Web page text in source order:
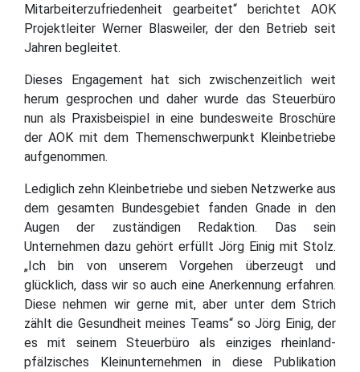
Mitarbeiterzufriedenheit gearbeitet“ berichtet AOK
Projektleiter Werner Blasweiler, der den Betrieb seit
Jahren begleitet.
Dieses Engagement hat sich zwischenzeitlich weit
herum gesprochen und daher wurde das Steuerbüro
nun als Praxisbeispiel in eine bundesweite Broschüre
der AOK mit dem Themenschwerpunkt Kleinbetriebe
aufgenommen.
Lediglich zehn Kleinbetriebe und sieben Netzwerke aus
dem gesamten Bundesgebiet fanden Gnade in den
Augen der zuständigen Redaktion. Das sein
Unternehmen dazu gehört erfüllt Jörg Einig mit Stolz.
„Ich bin von unserem Vorgehen überzeugt und
glücklich, dass wir so auch eine Anerkennung erfahren.
Diese nehmen wir gerne mit, aber unter dem Strich
zählt die Gesundheit meines Teams“ so Jörg Einig, der
es mit seinem Steuerbüro als einziges rheinland-
pfälzisches Kleinunternehmen in diese Publikation